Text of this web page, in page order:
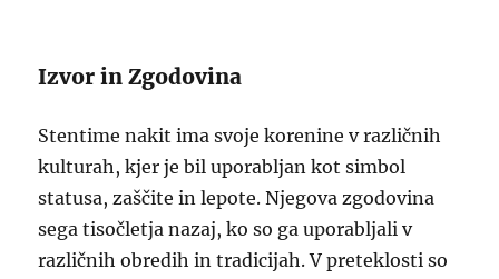
Izvor in Zgodovina
Stentime nakit ima svoje korenine v različnih
kulturah, kjer je bil uporabljan kot simbol
statusa, zaščite in lepote. Njegova zgodovina
sega tisočletja nazaj, ko so ga uporabljali v
različnih obredih in tradicijah. V preteklosti so